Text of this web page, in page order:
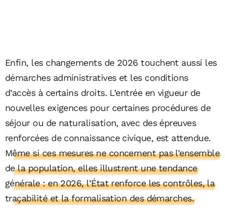
Enfin, les changements de 2026 touchent aussi les
démarches administratives et les conditions
d’accès à certains droits. L’entrée en vigueur de
nouvelles exigences pour certaines procédures de
séjour ou de naturalisation, avec des épreuves
renforcées de connaissance civique, est attendue.
Même si ces mesures ne concernent pas l’ensemble
de la population, elles illustrent une tendance
générale : en 2026, l’État renforce les contrôles, la
traçabilité et la formalisation des démarches.